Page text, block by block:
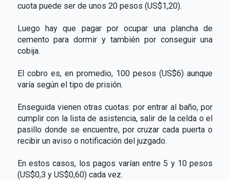
cuota puede ser de unos 20 pesos (US$1,20).
Luego hay que pagar por ocupar una plancha de
cemento para dormir y también por conseguir una
cobija.
El cobro es, en promedio, 100 pesos (US$6) aunque
varía según el tipo de prisión.
Enseguida vienen otras cuotas: por entrar al baño, por
cumplir con la lista de asistencia, salir de la celda o el
pasillo donde se encuentre, por cruzar cada puerta o
recibir un aviso o notificación del juzgado.
En estos casos, los pagos varían entre 5 y 10 pesos
(US$0,3 y US$0,60) cada vez.